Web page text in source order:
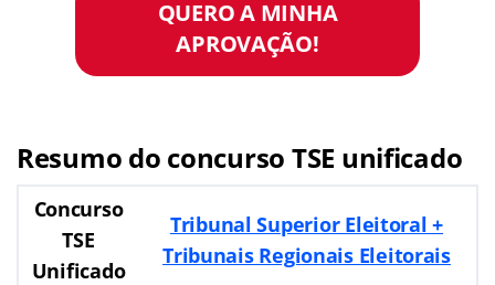
QUERO A MINHA
APROVAÇÃO!
Resumo do concurso TSE unificado
Concurso
TSE
Unificado
Tribunal Superior Eleitoral +
Tribunais Regionais Eleitorais